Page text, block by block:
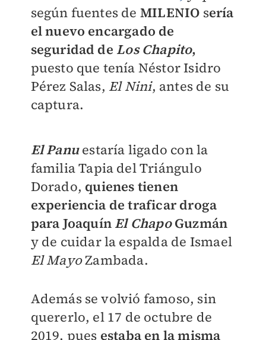
según fuentes de MILENIO sería
el nuevo encargado de
seguridad de Los Chapito,
puesto que tenía Néstor Isidro
Pérez Salas, El Nini, antes de su
captura.
El Panuestaría ligado con la
familia Tapia del Triángulo
Dorado, quienes tienen
experiencia de traficar droga
para Joaquín El ChapoGuzmán
y de cuidar la espalda de Ismael
El MayoZambada.
Además se volvió famoso, sin
quererlo, el 17 de octubre de
2019, pues estaba en la misma